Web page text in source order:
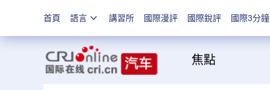
首頁 語言 講習所 國際漫評 國際銳評 國際3分鐘
焦點